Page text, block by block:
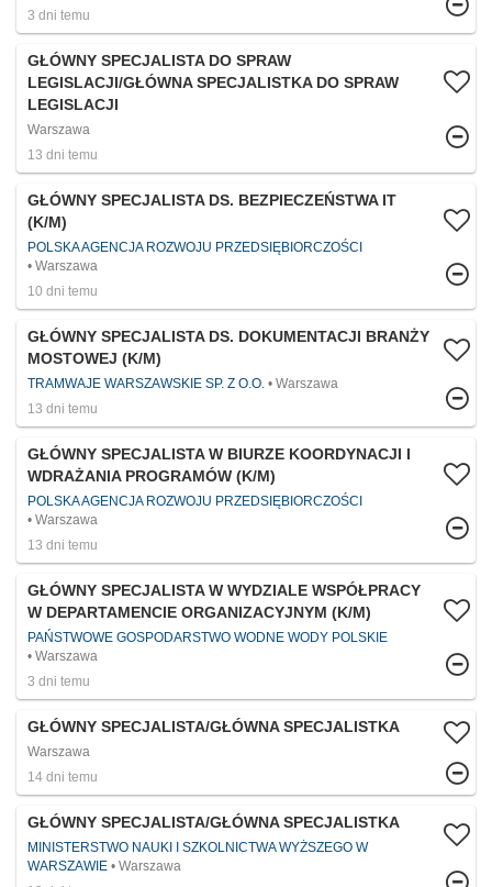
3 dni temu
GŁÓWNY SPECJALISTA DO SPRAW
LEGISLACJI/GŁÓWNA SPECJALISTKA DO SPRAW
LEGISLACJI
Warszawa
13 dni temu
GŁÓWNY SPECJALISTA DS. BEZPIECZEŃSTWA IT
(K/M)
POLSKA AGENCJA ROZWOJU PRZEDSIĘBIORCZOŚCI
Warszawa
10 dni temu
GŁÓWNY SPECJALISTA DS. DOKUMENTACJI BRANŻY
MOSTOWEJ (K/M)
TRAMWAJE WARSZAWSKIE SP. Z O.O.
Warszawa
13 dni temu
GŁÓWNY SPECJALISTA W BIURZE KOORDYNACJI I
WDRAŻANIA PROGRAMÓW (K/M)
POLSKA AGENCJA ROZWOJU PRZEDSIĘBIORCZOŚCI
Warszawa
13 dni temu
GŁÓWNY SPECJALISTA W WYDZIALE WSPÓŁPRACY
W DEPARTAMENCIE ORGANIZACYJNYM (K/M)
PAŃSTWOWE GOSPODARSTWO WODNE WODY POLSKIE
Warszawa
3 dni temu
GŁÓWNY SPECJALISTA/GŁÓWNA SPECJALISTKA
Warszawa
14 dni temu
GŁÓWNY SPECJALISTA/GŁÓWNA SPECJALISTKA
MINISTERSTWO NAUKI I SZKOLNICTWA WYŻSZEGO W
WARSZAWIE
Warszawa